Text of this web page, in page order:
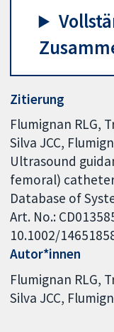
Zitierung
Flumignan RLG,
Silva JCC,
Ultrasound
femoral)
Database of
Art. No.:
10.1002/
Autor*innen
Flumignan RLG
Silva JCC